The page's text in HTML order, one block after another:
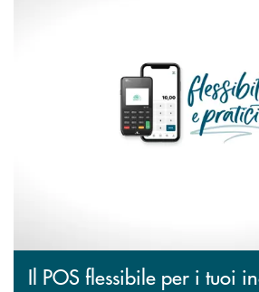
Il POS flessibile per i tuoi